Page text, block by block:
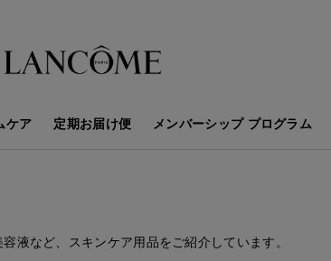
ケア 定期お届け便 メンバーシップ プログラム
液など、スキンケア用品をご紹介しています。